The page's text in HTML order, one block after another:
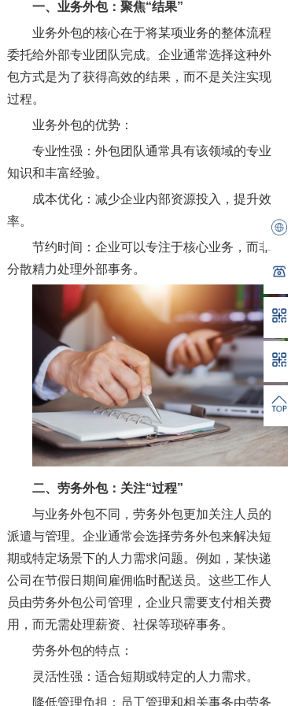
一、业务外包：聚焦“结果”
业务外包的核心在于将某项业务的整体流程
委托给外部专业团队完成。企业通常选择这种外
包方式是为了获得高效的结果，而不是关注实现
过程。
业务外包的优势：
专业性强：外包团队通常具有该领域的专业
知识和丰富经验。
成本优化：减少企业内部资源投入，提升效
率。
节约时间：企业可以专注于核心业务，而非
分散精力处理外部事务。
二、劳务外包：关注“过程”
与业务外包不同，劳务外包更加关注人员的
派遣与管理。企业通常会选择劳务外包来解决短
期或特定场景下的人力需求问题。例如，某快递
公司在节假日期间雇佣临时配送员。这些工作人
员由劳务外包公司管理，企业只需要支付相关费
用，而无需处理薪资、社保等琐碎事务。
劳务外包的特点：
灵活性强：适合短期或特定的人力需求。
降低管理负担：员工管理和相关事务由劳务